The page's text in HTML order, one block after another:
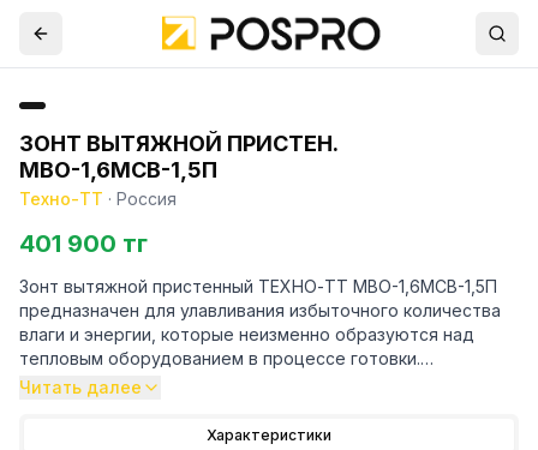
ЗОНТ ВЫТЯЖНОЙ ПРИСТЕН.
МВО-1,6МСВ-1,5П
Техно-ТТ · Россия
401 900 тг
Зонт вытяжной пристенный ТЕХНО-ТТ МВО-1,6МСВ-1,5П
предназначен для улавливания избыточного количества
влаги и энергии, которые неизменно образуются над
тепловым оборудованием в процессе готовки.
капли жира, которые в противном случае оседали бы на
Читать далее
Характеристики